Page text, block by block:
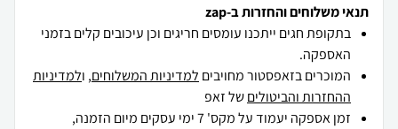
תנאי משלוחים והחזרות ב-zap
בתקופת חגים ייתכנו עומסים חריגים וכן עיכובים קלים בזמני
האספקה.
המוכרים בזאפסטור מחויבים למדיניות המשלוחים, ולמדיניות
ההחזרות והביטוליםשל זאפ
זמן אספקה יעמוד על מקס' 7 ימי עסקים מיום הזמנה,